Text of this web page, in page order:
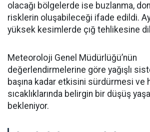
olacağı bölgelerde ise buzlanma,
risklerin oluşabileceği ifade edildi.
yüksek kesimlerde çığ tehlikesine
Meteoroloji Genel Müdürlüğü’nün
değerlendirmelerine göre yağışlı
başına kadar etkisini sürdürmesi ve
sıcaklıklarında belirgin bir düşüş
bekleniyor.